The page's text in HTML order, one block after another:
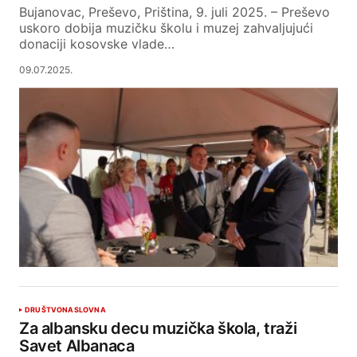
Bujanovac, Preševo, Priština, 9. juli 2025. – Preševo
uskoro dobija muzičku školu i muzej zahvaljujući
donaciji kosovske vlade…
09.07.2025.
DRUŠTVONASLOVNA
Za albansku decu muzička škola, traži
Savet Albanaca